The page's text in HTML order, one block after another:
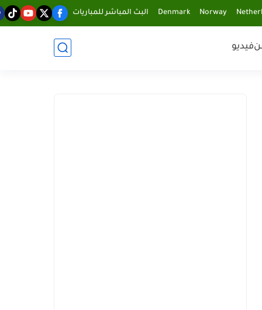
Norway
Denmark البث المباشر للمباريات
فيديو